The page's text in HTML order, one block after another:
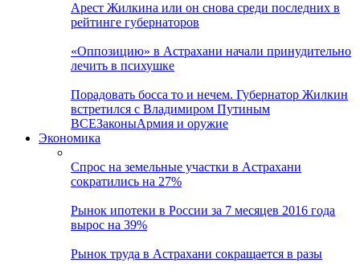
Арест Жилкина или он снова среди последних в
рейтинге губернаторов
«Оппозицию» в Астрахани начали принудительно
лечить в психушке
Порадовать босса то и нечем. Губернатор Жилкин
встретился с Владимиром Путиным
ВСЕЗаконыАрмия и оружие
Экономика
Спрос на земельные участки в Астрахани
сократились на 27%
Рынок ипотеки в России за 7 месяцев 2016 года
вырос на 39%
Рынок труда в Астрахани сокращается в разы